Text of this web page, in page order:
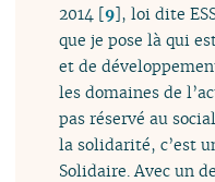
2014 [9], loi dite
que je pose là qui
et de
les domaines de
pas réservé au
la solidarité, c’est
Solidaire. Avec un